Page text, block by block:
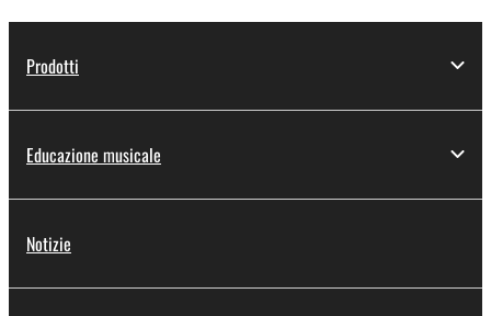
Prodotti
Educazione musicale
Notizie